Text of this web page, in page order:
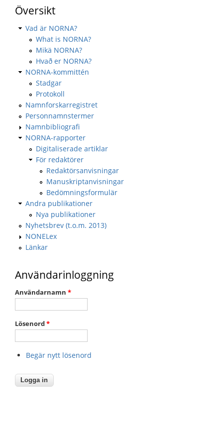
Översikt
Vad är NORNA?
What is NORNA?
Mikä NORNA?
Hvað er NORNA?
NORNA-kommittén
Stadgar
Protokoll
Namnforskarregistret
Personnamnstermer
Namnbibliografi
NORNA-rapporter
Digitaliserade artiklar
För redaktörer
Redaktörsanvisningar
Manuskriptanvisningar
Bedömningsformulär
Andra publikationer
Nya publikationer
Nyhetsbrev (t.o.m. 2013)
NONELex
Länkar
Användarinloggning
Användarnamn *
Lösenord*
Begär nytt lösenord